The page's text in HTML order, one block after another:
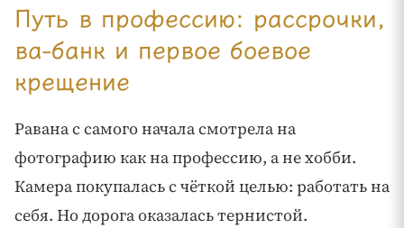
Путь в профессию: рассрочки,
ва-банк и первое боевое
крещение
Равана с самого начала смотрела на
фотографию как на профессию, а не хобби.
Камера покупалась с чёткой целью: работать на
себя. Но дорога оказалась тернистой.